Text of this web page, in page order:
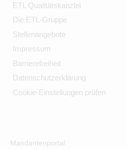
ETL Qualitätskanzlei
Die ETL-Gruppe
Stellenangebote
Impressum
Barrierefreiheit
Datenschutzerklärung
Cookie-Einstellungen prüfen
Mandantenportal